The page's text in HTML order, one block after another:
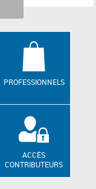
PROFESSIONNELS
ACCÈS
CONTRIBUTEURS